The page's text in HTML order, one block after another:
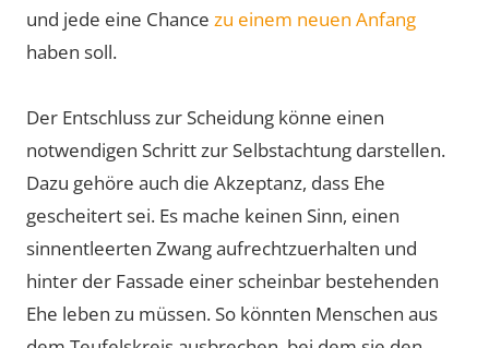
und jede eine Chance zu einem neuen Anfang
haben soll.
Der Entschluss zur Scheidung könne einen
notwendigen Schritt zur Selbstachtung darstellen.
Dazu gehöre auch die Akzeptanz, dass Ehe
gescheitert sei. Es mache keinen Sinn, einen
sinnentleerten Zwang aufrechtzuerhalten und
hinter der Fassade einer scheinbar bestehenden
Ehe leben zu müssen. So könnten Menschen aus